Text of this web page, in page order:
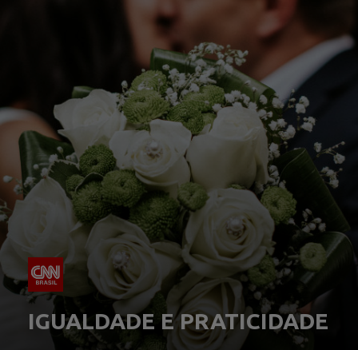
IGUALDADE E PRATICIDADE